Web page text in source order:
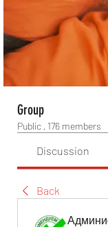
Group
Public · 176 members
Discussion
Back